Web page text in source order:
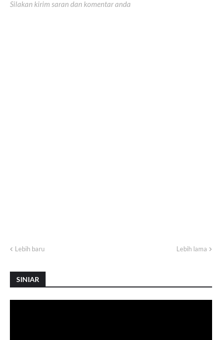
Silakan kirim saran dan komentar anda
Lebih baru Lebih lama
SINIAR